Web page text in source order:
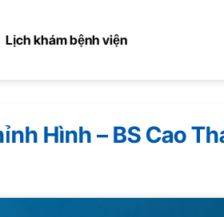
Lịch khám bệnh viện
Hình – BS Cao